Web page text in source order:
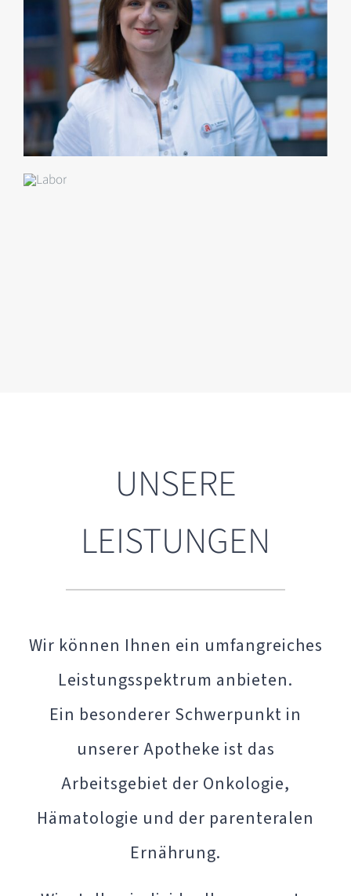
UNSERE
LEISTUNGEN
Wir können Ihnen ein umfangreiches
Leistungsspektrum anbieten.
Ein besonderer Schwerpunkt in
unserer Apotheke ist das
Arbeitsgebiet der Onkologie,
Hämatologie und der parenteralen
Ernährung.